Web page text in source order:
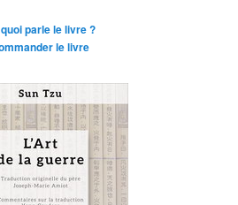
parle le livre ?
le livre